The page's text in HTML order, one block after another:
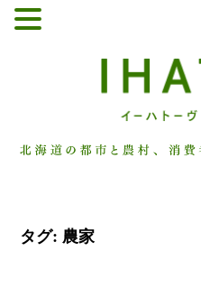
タグ:農家